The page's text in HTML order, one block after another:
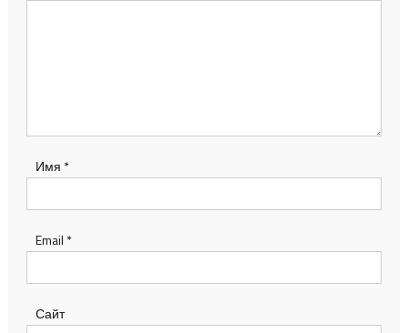
Имя *
Email *
Сайт